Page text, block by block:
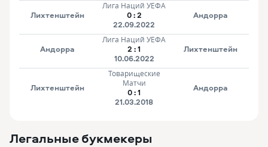
Лихтенштейн
Лига Наций УЕФА
0:2
22.09.2022
Андорра
Андорра
Лига Наций УЕФА
2 :1
10.06.2022
Лихтенштейн
Лихтенштейн
Товарищеские
Матчи
0:1
21.03.2018
Андорра
Легальные букмекеры